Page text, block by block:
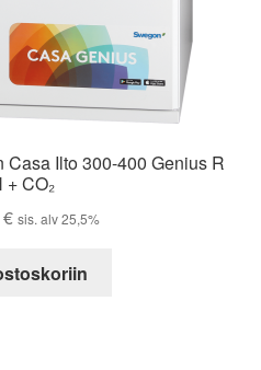
Ilto 300-400 Genius R
+ CO₂
€ sis. alv 25,5%